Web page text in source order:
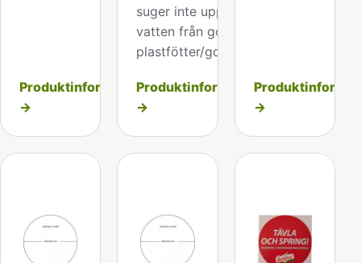
Produktinformation
→
suger inte upp
vatten från golvet. 4
plastfötter/golvställ
Produktinformation
→
→